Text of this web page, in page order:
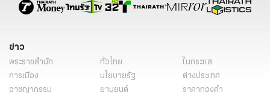
ข่าว
พระราชสำนัก ทั่วไทย
ในกระแส
การเมือง
นโยบายรัฐ
ต่างประเทศ
อาชญากรรม
ยานยนต์
ราคาทองคำ